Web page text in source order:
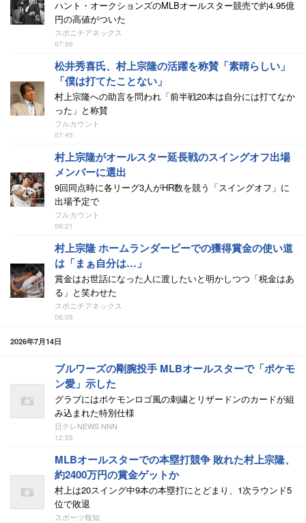
ハント・オークションズのMLBオールスター競売で約4.95億
円の高値がついた
スポニチアネックス
07:56
松井秀喜氏、村上宗隆の活躍を称賛「素晴らしい」
「僕は打てたことない」
村上宗隆への助言を問われ「前半戦20本は自分には打てなか
った」と称賛
フルカウント
07:45
村上宗隆がオールスター延長戦のスイングオフ出場
メンバーに選出
9回同点時に各リーグ3人がHR数を競う「スイングオフ」に
出場予定で
フルカウント
06:21
村上宗隆 ホームランダービーでの獲得賞金の使い道
は「まぁ自分は…」
賞金はお世話になった人に渡したいと明かしつつ「税金はあ
る」と笑わせた
スポニチアネックス
06:09
2026年7月14日
ブルワーズの剛腕投手 MLBオールスターで「ポケモ
ン愛」示した
グラブにはポケモンロゴ風の刺繍とリザードンのカードが組
み込まれた特別仕様
日テレNEWS NNN
12:55
MLBオールスターでの本塁打競争 敗れた村上宗隆、
約2400万円の賞金ゲットか
村上は20スイング中9本の本塁打にとどまり、1次ラウンド5
位で敗退
スポーツ報知